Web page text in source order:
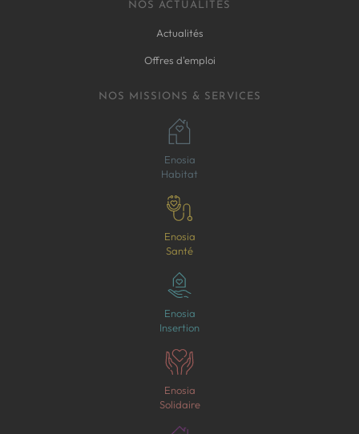
NOS ACTUALITÉS
Actualités
Offres d'emploi
NOS MISSIONS & SERVICES
Enosia
Habitat
Enosia
Santé
Enosia
Insertion
Enosia
Solidaire